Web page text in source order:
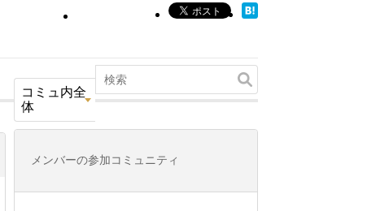
コミュ内全
体
メンバーの参加コミュニティ